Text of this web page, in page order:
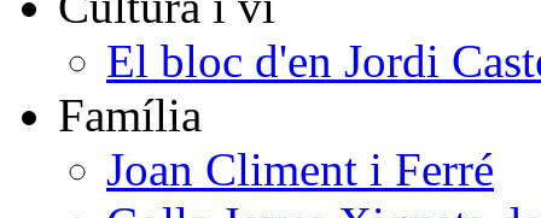
El bloc d'en Jordi
Família
Joan Climent i Ferré